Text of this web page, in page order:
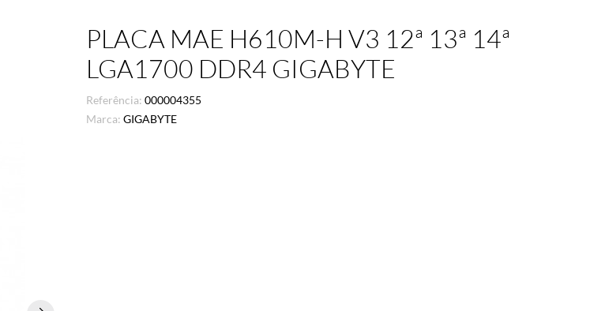
PLACA MAE H610M-H V3 12ª 13ª 14ª
LGA1700 DDR4 GIGABYTE
Referência: 000004355
Marca: GIGABYTE